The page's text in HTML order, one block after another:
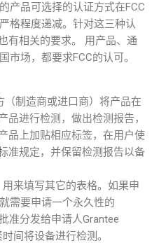
产品可选择的认证方式在FCC
格程度递减。针对这三种认
有相关的要求。 用产品、通
市场，都要求FCC的认可。
制造商或进口商）将产品在
品进行检测，做出检测报告，
品上加贴相应标签，在用户使
准规定，并保留检测报告以备
用来填写其它的表格。如果申
需要申请一个永久性的
准分发给申请人Grantee
间将设备进行检测。